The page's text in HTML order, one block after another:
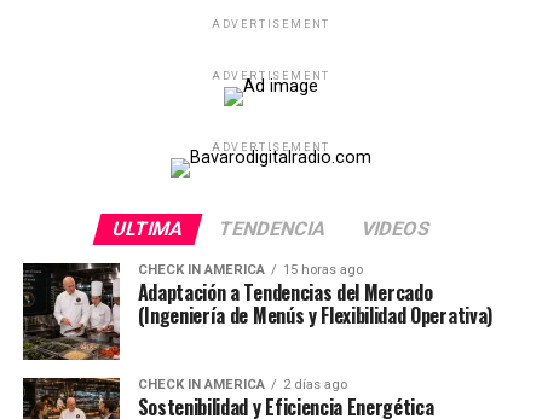
ADVERTISEMENT
ADVERTISEMENT
ADVERTISEMENT
ULTIMA TENDENCIA VIDEOS
CHECK IN AMERICA 15 horas ago
Adaptación a Tendencias del Mercado
(Ingeniería de Menús y Flexibilidad Operativa)
CHECK IN AMERICA 2 días ago
Sostenibilidad y Eficiencia Energética